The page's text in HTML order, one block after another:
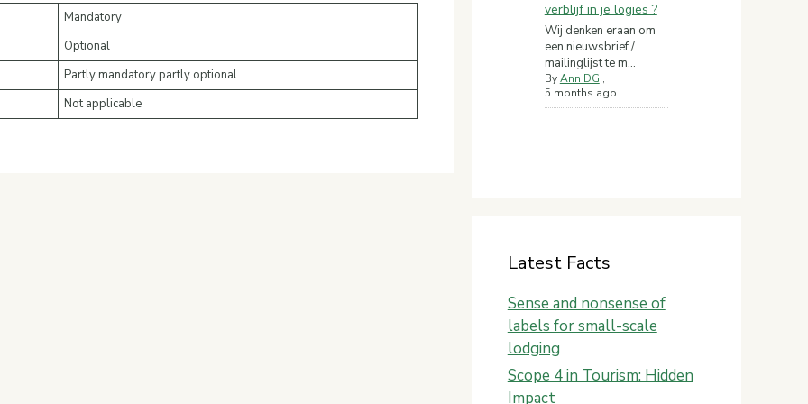
Mandatory
Optional
Partly mandatory partly optional
Not applicable
verblijf in je logies ?
Wij denken eraan om
een nieuwsbrief /
mailinglijst te m...
ByAnn DG ,
5 months ago
Latest Facts
Sense and nonsense of
labels for small-scale
lodging
Scope 4 in Tourism: Hidden
Impact